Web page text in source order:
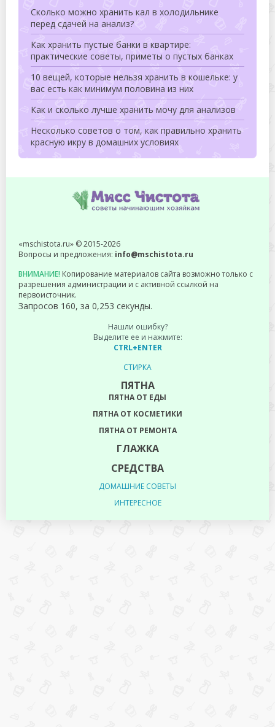
Сколько можно хранить кал в холодильнике
перед сдачей на анализ?
Как хранить пустые банки в квартире:
практические советы, приметы о пустых банках
10 вещей, которые нельзя хранить в кошельке: у
вас есть как минимум половина из них
Как и сколько лучше хранить мочу для анализов
Несколько советов о том, как правильно хранить
красную икру в домашних условиях
«mschistota.ru» © 2015-2026
Вопросы и предложения: info@mschistota.ru
ВНИМАНИЕ! Копирование материалов сайта возможно только с
разрешения администрации и с активной ссылкой на
первоисточник.
Запросов 160, за 0,253 секунды.
Нашли ошибку?
Выделите ее и нажмите:
CTRL+ENTER
СТИРКА
ПЯТНА
ПЯТНА ОТ ЕДЫ
ПЯТНА ОТ КОСМЕТИКИ
ПЯТНА ОТ РЕМОНТА
ГЛАЖКА
СРЕДСТВА
ДОМАШНИЕ СОВЕТЫ
ИНТЕРЕСНОЕ